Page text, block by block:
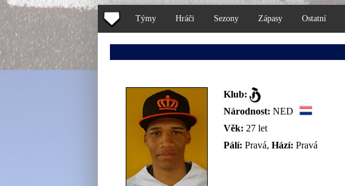
Týmy Hráči Sezony Zápasy Ostatní
Klub:
Národnost: NED
Věk: 27 let
Pálí: Pravá,Hází: Pravá